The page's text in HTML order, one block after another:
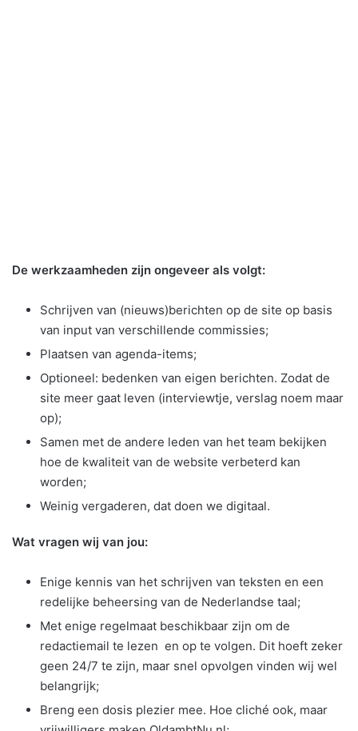
De werkzaamheden zijn ongeveer als volgt:
Schrijven van (nieuws)berichten op de site op basis
van input van verschillende commissies;
Plaatsen van agenda-items;
Optioneel: bedenken van eigen berichten. Zodat de
site meer gaat leven (interviewtje, verslag noem maar
op);
Samen met de andere leden van het team bekijken
hoe de kwaliteit van de website verbeterd kan
worden;
Weinig vergaderen, dat doen we digitaal.
Wat vragen wij van jou:
Enige kennis van het schrijven van teksten en een
redelijke beheersing van de Nederlandse taal;
Met enige regelmaat beschikbaar zijn om de
redactiemail te lezen en op te volgen. Dit hoeft zeker
geen 24/7 te zijn, maar snel opvolgen vinden wij wel
belangrijk;
Breng een dosis plezier mee. Hoe cliché ook, maar